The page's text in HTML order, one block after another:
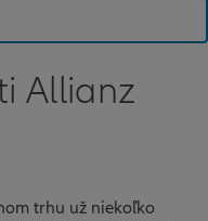
Allianz
trhu už niekoľko